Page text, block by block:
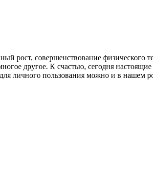
рост, совершенствование физического
другое. К счастью, сегодня
личного пользования можно и в нашем